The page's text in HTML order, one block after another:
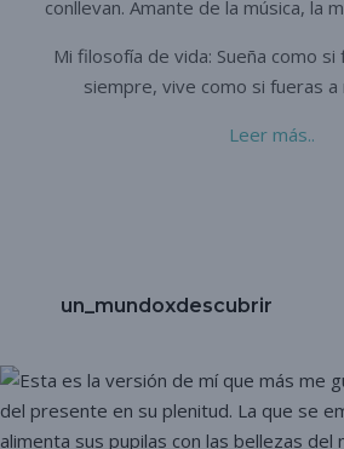
conllevan. Amante de la música, la
Mi filosofía de vida: Sueña como
siempre, vive como si fueras a
Leer más..
un_mundoxdescubrir